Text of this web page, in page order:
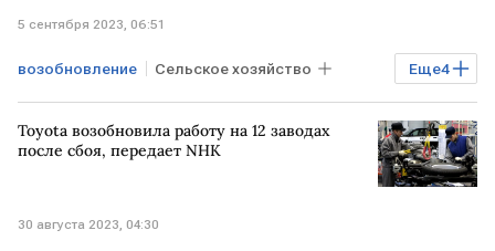
5 сентября 2023, 06:51
Еще4
возобновление Сельское хозяйство
Экономика Мировая экономика
КИТАЙ зерновая сделка
Toyota возобновила работу на 12 заводах
после сбоя, передает NHK
30 августа 2023, 04:30